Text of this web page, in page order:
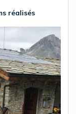
réalisés